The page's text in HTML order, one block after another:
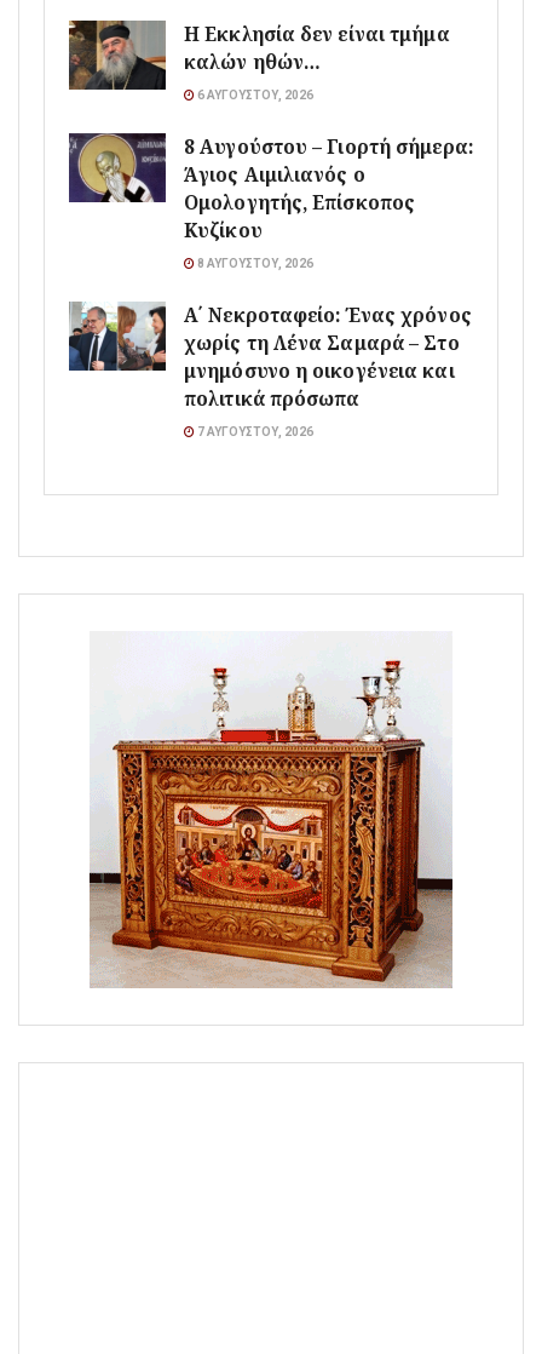
Η Εκκλησία δεν είναι τμήμα
καλών ηθών…
6 ΑΥΓΟΎΣΤΟΥ, 2026
8 Αυγούστου – Γιορτή σήμερα:
Άγιος Αιμιλιανός ο
Ομολογητής, Επίσκοπος
Κυζίκου
8 ΑΥΓΟΎΣΤΟΥ, 2026
Α΄ Νεκροταφείο: Ένας χρόνος
χωρίς τη Λένα Σαμαρά – Στο
μνημόσυνο η οικογένεια και
πολιτικά πρόσωπα
7 ΑΥΓΟΎΣΤΟΥ, 2026